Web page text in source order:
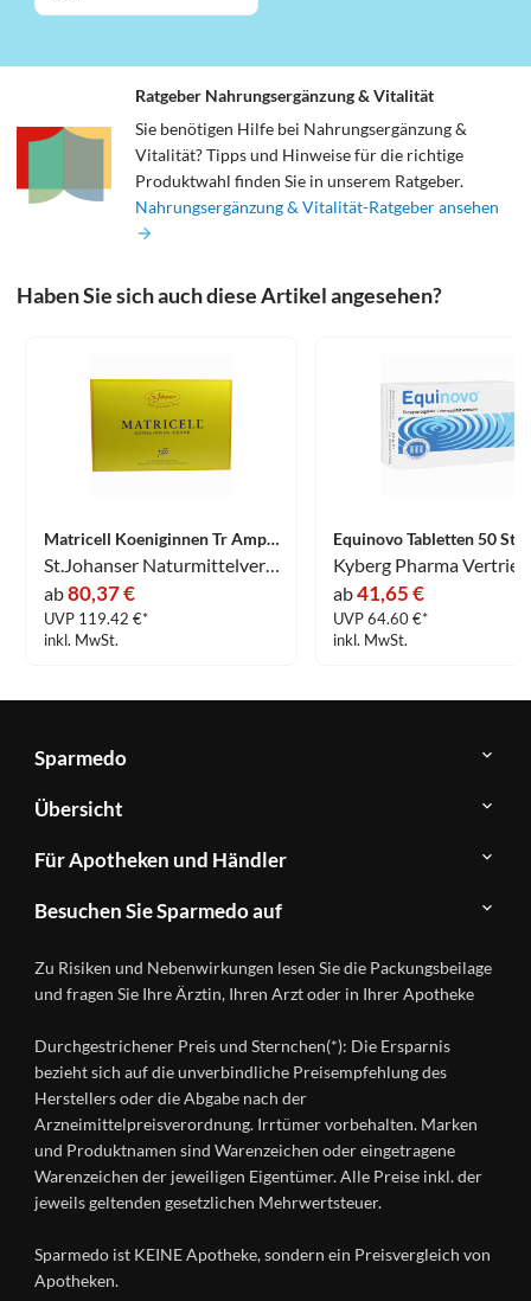
Ratgeber Nahrungsergänzung & Vitalität
Sie benötigen Hilfe bei Nahrungsergänzung &
Vitalität? Tipps und Hinweise für die richtige
Produktwahl finden Sie in unserem Ratgeber.
Nahrungsergänzung & Vitalität-Ratgeber ansehen
Haben Sie sich auch diese Artikel angesehen?
Matricell Koeniginnen Tr Ampullen 30 Stück
St.Johanser Naturmittelvertr. GmbH
ab80,37 €
UVP 119.42 €*
inkl. MwSt.
Equinovo Tabletten 50
ab41,65 €
UVP 64.60 €*
inkl. MwSt.
Sparmedo
Über
Sparmedo
FAQ
Kontakt
Datenschutz
Nutzungsbedingungen
Übersicht
Herstellerverzeichnis
Produkte
A-
Ratgeber
Wirkstoffe
Gesundheitsmagazin
Für Apotheken und Händler
&
Händlerlogin
Besuchen Sie Sparmedo auf
Instagram
Zu Risiken und Nebenwirkungen lesen Sie die Packungsbeilage
und fragen Sie Ihre Ärztin, Ihren Arzt oder in Ihrer Apotheke
Durchgestrichener Preis und Sternchen(*): Die Ersparnis
bezieht sich auf die unverbindliche Preisempfehlung des
Herstellers oder die Abgabe nach der
Arzneimittelpreisverordnung. Irrtümer vorbehalten. Marken
und Produktnamen sind Warenzeichen oder eingetragene
Warenzeichen der jeweiligen Eigentümer. Alle Preise inkl. der
jeweils geltenden gesetzlichen Mehrwertsteuer.
Sparmedo ist KEINE Apotheke, sondern ein Preisvergleich von
Apotheken.